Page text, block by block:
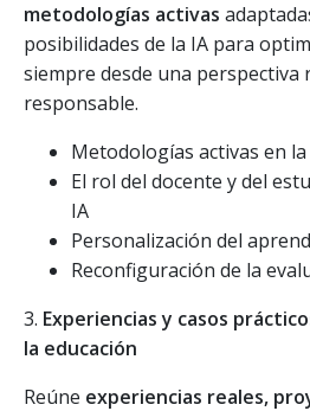
metodologías activas
posibilidades de la IA para
siempre desde una perspectiva
responsable.
Metodologías activas en
El rol del docente y del
IA
Personalización del
Reconfiguración de la
3. Experiencias y casos
la educación
Reúne experiencias reales,